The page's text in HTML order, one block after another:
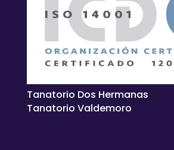
Tanatorio Dos Hermanas
Tanatorio Valdemoro